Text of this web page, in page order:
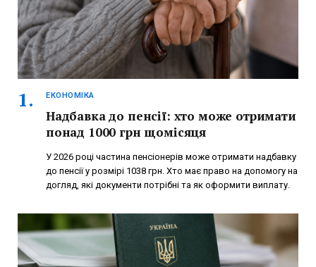
ЕКОНОМІКА
Надбавка до пенсії: хто може отримати
понад 1000 грн щомісяця
У 2026 році частина пенсіонерів може отримати надбавку
до пенсії у розмірі 1038 грн. Хто має право на допомогу на
догляд, які документи потрібні та як оформити виплату.